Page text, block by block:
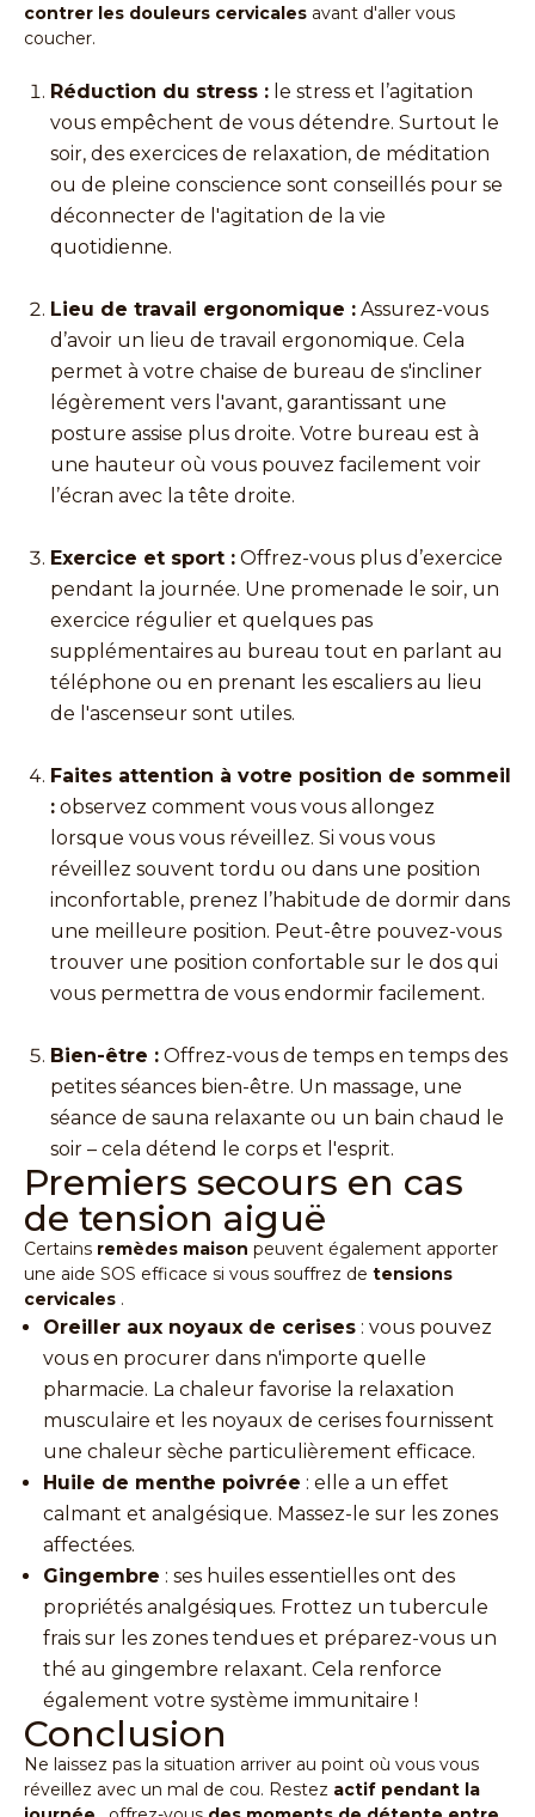
contrer les douleurs cervicales avant d'aller vous
coucher.
Réduction du stress : le stress et l’agitation
vous empêchent de vous détendre. Surtout le
soir, des exercices de relaxation, de méditation
ou de pleine conscience sont conseillés pour se
déconnecter de l'agitation de la vie
quotidienne.
Lieu de travail ergonomique : Assurez-vous
d’avoir un lieu de travail ergonomique. Cela
permet à votre chaise de bureau de s'incliner
légèrement vers l'avant, garantissant une
posture assise plus droite. Votre bureau est à
une hauteur où vous pouvez facilement voir
l’écran avec la tête droite.
Exercice et sport : Offrez-vous plus d’exercice
pendant la journée. Une promenade le soir, un
exercice régulier et quelques pas
supplémentaires au bureau tout en parlant au
téléphone ou en prenant les escaliers au lieu
de l'ascenseur sont utiles.
Faites attention à votre position de sommeil
: observez comment vous vous allongez
lorsque vous vous réveillez. Si vous vous
réveillez souvent tordu ou dans une position
inconfortable, prenez l’habitude de dormir dans
une meilleure position. Peut-être pouvez-vous
trouver une position confortable sur le dos qui
vous permettra de vous endormir facilement.
Bien-être : Offrez-vous de temps en temps des
petites séances bien-être. Un massage, une
séance de sauna relaxante ou un bain chaud le
soir – cela détend le corps et l'esprit.
Premiers secours en cas
de tension aiguë
Certains remèdes maison peuvent également apporter
une aide SOS efficace si vous souffrez de tensions
cervicales .
Oreiller aux noyaux de cerises : vous pouvez
vous en procurer dans n'importe quelle
pharmacie. La chaleur favorise la relaxation
musculaire et les noyaux de cerises fournissent
une chaleur sèche particulièrement efficace.
Huile de menthe poivrée : elle a un effet
calmant et analgésique. Massez-le sur les zones
affectées.
Gingembre : ses huiles essentielles ont des
propriétés analgésiques. Frottez un tubercule
frais sur les zones tendues et préparez-vous un
thé au gingembre relaxant. Cela renforce
également votre système immunitaire !
Conclusion
Ne laissez pas la situation arriver au point où vous vous
réveillez avec un mal de cou. Restez actif pendant la